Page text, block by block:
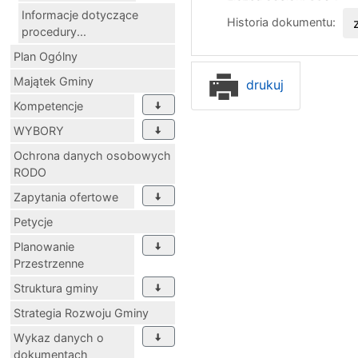
Informacje dotyczące
procedury...
Plan Ogólny
Majątek Gminy
Kompetencje
WYBORY
Ochrona danych osobowych
RODO
Zapytania ofertowe
Petycje
Planowanie
Przestrzenne
Struktura gminy
Strategia Rozwoju Gminy
Wykaz danych o
dokumentach
Historia dokumentu:
drukuj